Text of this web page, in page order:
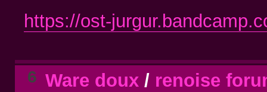
https://ost-
6 Ware doux/ renoise